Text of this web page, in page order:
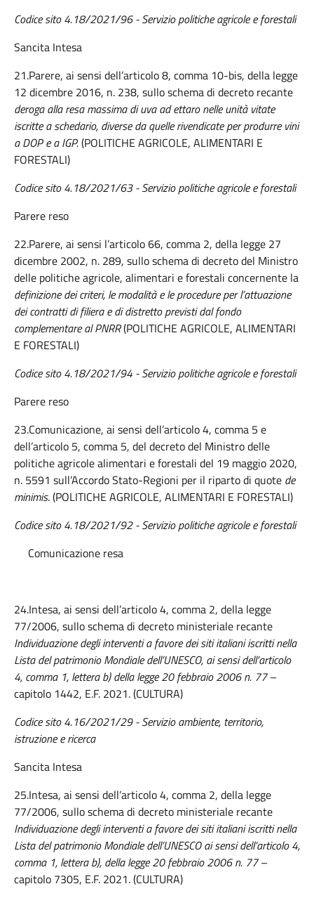
Codice sito 4.18/2021/96 -Servizio politiche agricole e forestali
Sancita Intesa
21.Parere, ai sensi dell’articolo 8, comma 10-bis, della legge
12 dicembre 2016, n. 238, sullo schema di decreto recante
deroga alla resa massima di uva ad ettaro nelle unità vitate
iscritte a schedario, diverse da quelle rivendicate per produrre vini
a DOP e a IGP.(POLITICHE AGRICOLE, ALIMENTARI E
FORESTALI)
Codice sito 4.18/2021/63 -Servizio politiche agricole e forestali
Parere reso
22.Parere, ai sensi l’articolo 66, comma 2, della legge 27
dicembre 2002, n. 289, sullo schema di decreto del Ministro
delle politiche agricole, alimentari e forestali concernente la
definizione dei criteri, le modalità e le procedure per l’attuazione
dei contratti di filiera e di distretto previsti dal fondo
complementare al PNRR(POLITICHE AGRICOLE, ALIMENTARI
E FORESTALI)
Codice sito 4.18/2021/94 -Servizio politiche agricole e forestali
Parere reso
23.Comunicazione, ai sensi dell’articolo 4, comma 5 e
dell’articolo 5, comma 5, del decreto del Ministro delle
politiche agricole alimentari e forestali del 19 maggio 2020,
n. 5591 sull’Accordo Stato-Regioni per il riparto di quote de
minimis. (POLITICHE AGRICOLE, ALIMENTARI E FORESTALI)
Codice sito 4.18/2021/92- Servizio politiche agricole e forestali
Comunicazione resa
24.Intesa, ai sensi dell’articolo 4, comma 2, della legge
77/2006, sullo schema di decreto ministeriale recante
Individuazione degli interventi a favore dei siti italiani iscritti nella
Lista del patrimonio Mondiale dell’UNESCO, ai sensi dell’articolo
4, comma 1, lettera b) della legge 20 febbraio 2006 n. 77–
capitolo 1442, E.F. 2021. (CULTURA)
Codice sito 4.16/2021/29 - Servizio ambiente, territorio,
istruzione e ricerca
Sancita Intesa
25.Intesa, ai sensi dell’articolo 4, comma 2, della legge
77/2006, sullo schema di decreto ministeriale recante
Individuazione degli interventi a favore dei siti italiani iscritti nella
Lista del patrimonio Mondiale dell’UNESCO ai sensi dell’articolo 4,
comma 1, lettera b), della legge 20 febbraio 2006 n. 77–
capitolo 7305, E.F. 2021. (CULTURA)